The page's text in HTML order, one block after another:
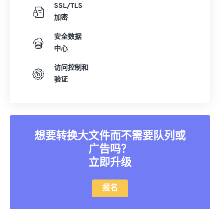
SSL/TLS
加密
安全数据
中心
访问控制和
验证
想要转换大文件而不需要队列或
广告吗？
立即升级
报名